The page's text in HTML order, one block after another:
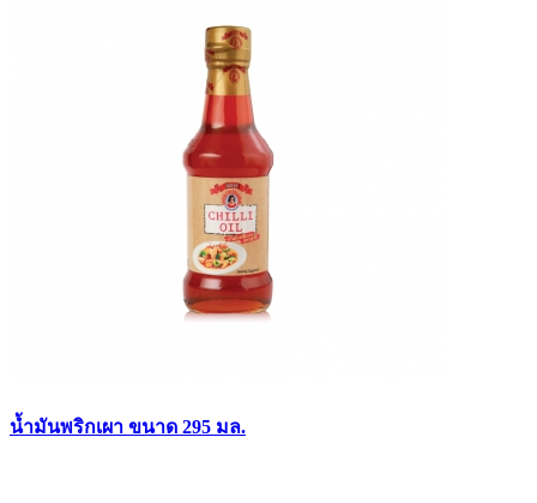
น้ำมันพริกเผา ขนาด 295 มล.